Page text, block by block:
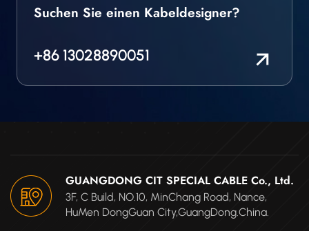
Suchen Sie einen Kabeldesigner?
+86 13028890051
GUANGDONG CIT SPECIAL CABLE Co., Ltd.
3F, C Build, NO.10, MinChang Road, Nance,
HuMen DongGuan City,GuangDong.China.